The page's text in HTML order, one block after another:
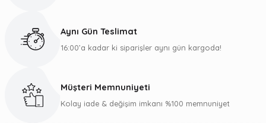
Gönder
Aynı Gün Teslimat
16:00’a kadar ki siparişler aynı gün kargoda!
Müşteri Memnuniyeti
Kolay iade & değişim imkanı %100 memnuniyet